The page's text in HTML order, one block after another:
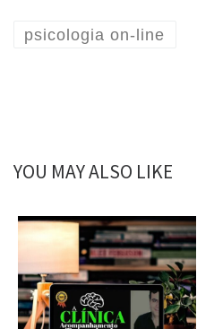
psicologia on-line
YOU MAY ALSO LIKE